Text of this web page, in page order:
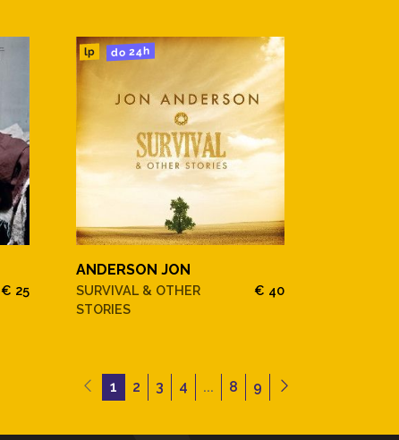
€ 25
lp do 24h
ANDERSON JON
SURVIVAL & OTHER
STORIES
€ 40
1 2 3 4 ... 8 9